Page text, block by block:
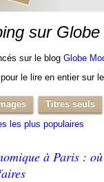
sur
sur le blogGlobe
le lire en entier sur
Titres seuls
les plus populaires
à Paris :